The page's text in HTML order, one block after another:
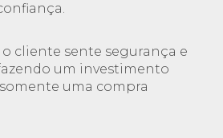
cliente sente segurança e
um investimento
uma compra